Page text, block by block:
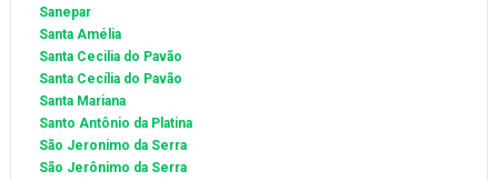
Sanepar
Santa Amélia
Santa Cecilia do Pavão
Santa Cecília do Pavão
Santa Mariana
Santo Antônio da Platina
São Jeronimo da Serra
São Jerônimo da Serra